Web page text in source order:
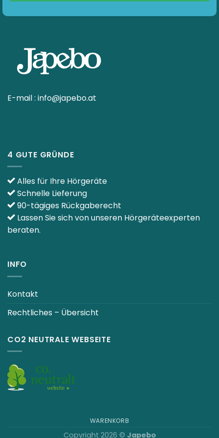
E-mail : info@japebo.at
4 GUTE GRÜNDE
Alles für Ihre Hörgeräte
Schnelle Lieferung
90-tägiges Rückgaberecht
Lassen Sie sich von unseren Hörgeräteexperten
beraten.
INFO
Kontakt
Rechtliches – Übersicht
CO2 NEUTRALE WEBSEITE
WARENKORB
Copyright 2026 © Japebo